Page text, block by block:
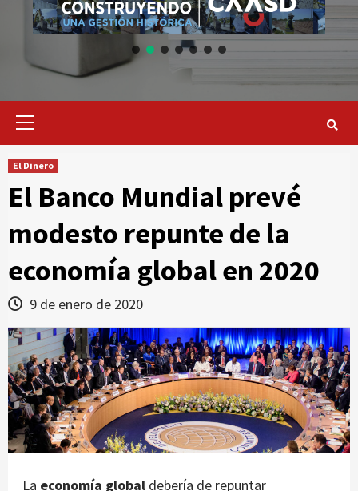
Primary
El Dinero
El Banco Mundial prevé
modesto repunte de la
economía global en 2020
9 de enero de 2020
La economía global debería de repuntar